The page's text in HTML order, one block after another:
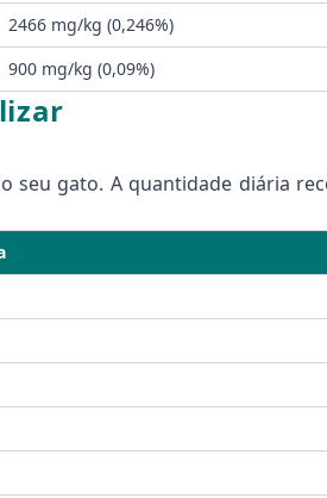
2466 mg/kg (0,246%)
900 mg/kg (0,09%)
seu gato. A quantidade diária